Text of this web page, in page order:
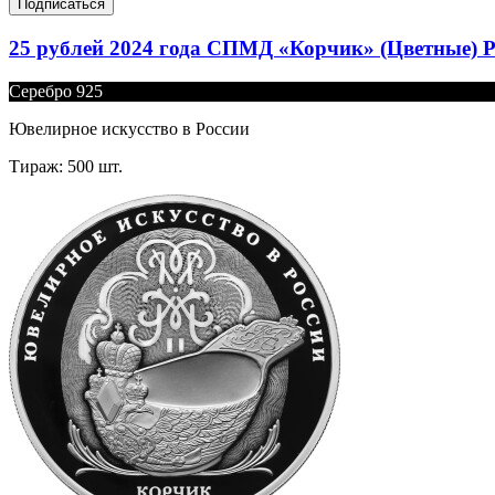
Подписаться
25 рублей 2024 года СПМД «Корчик» (Цветные)
Серебро 925
Ювелирное искусство в России
Тираж: 500 шт.